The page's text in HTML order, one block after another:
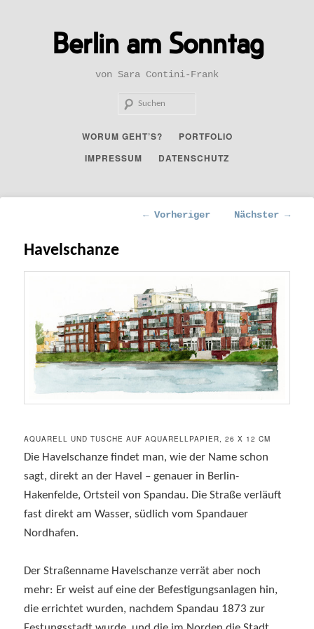
Berlin am Sonntag
von Sara Contini-Frank
HauptmenüWORUM GEHT’S?
PORTFOLIO
IMPRESSUM
DATENSCHUTZ
Beitragsnavigation
←Vorheriger Nächster →
Havelschanze
AQUARELL UND TUSCHE AUF AQUARELLPAPIER, 26 X 12 CM
Die Havelschanze findet man, wie der Name schon
sagt, direkt an der Havel – genauer in Berlin-
Hakenfelde, Ortsteil von Spandau. Die Straße verläuft
fast direkt am Wasser, südlich vom Spandauer
Nordhafen.
Der Straßenname Havelschanze verrät aber noch
mehr: Er weist auf eine der Befestigungsanlagen hin,
die errichtet wurden, nachdem Spandau 1873 zur